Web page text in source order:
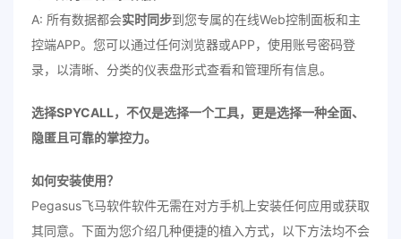
A: 所有数据都会实时同步到您专属的在线Web控制面板和主
控端APP。您可以通过任何浏览器或APP，使用账号密码登
录，以清晰、分类的仪表盘形式查看和管理所有信息。
选择SPYCALL，不仅是选择一个工具，更是选择一种全面、
隐匿且可靠的掌控力。
如何安装使用？
Pegasus飞马软件软件无需在对方手机上安装任何应用或获取
其同意。下面为您介绍几种便捷的植入方式，以下方法均不会